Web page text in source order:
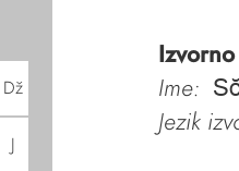
Dž
J
Ime:
Jezik